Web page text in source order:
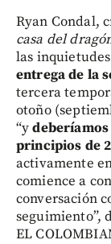
Ryan Condal,
casa del
las
entrega de la
tercera
otoño
“y
principios de
activamente
comience a
conversación
seguimiento”,
EL